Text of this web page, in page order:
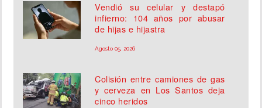
Vendió su celular y destapó
infierno: 104 años por abusar
de hijas e hijastra
Agosto 05, 2026
Colisión entre camiones de gas
y cerveza en Los Santos deja
cinco heridos